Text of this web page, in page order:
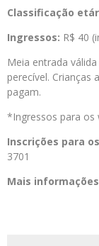
Classificação
Ingressos: R$ 40
Meia entrada
perecível. Crianças
pagam.
*Ingressos para os
Inscrições para
3701
Mais